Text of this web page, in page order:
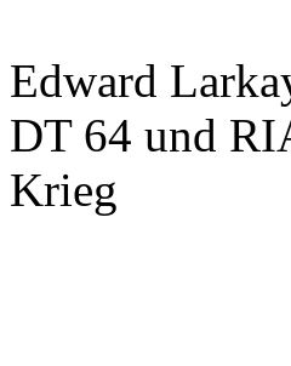
Edward
DT 64 und
Krieg